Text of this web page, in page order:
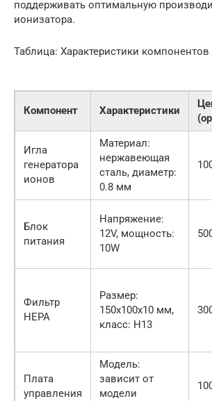
поддерживать оптимальную
ионизатора.
Таблица: Характеристики
Компонент Характеристики
Игла
генератора
ионов
Материал:
нержавеющая
сталь, диаметр:
0.8 мм
Блок
питания
Напряжение:
12V, мощность:
10W
Фильтр
HEPA
Размер:
150x100x10 мм,
класс: H13
Плата
управления
Модель:
зависит от
модели